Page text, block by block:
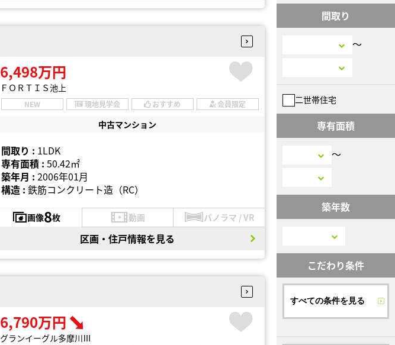
6,498万円
ＦＯＲＴＩＳ池上
NEW 現地見学会 おすすめ 会員限定
中古マンション
間取り : 1LDK
専有面積 : 50.42㎡
築年月 : 2006年01月
構造 : 鉄筋コンクリート造（RC）
画像8枚 動画 パノラマ / VR
区画・住戸情報を見る
6,790万円
グランイーグル多摩川Ⅲ
間取り
〜
二世帯住宅
専有面積
〜
築年数
こだわり条件
すべての条件を見る